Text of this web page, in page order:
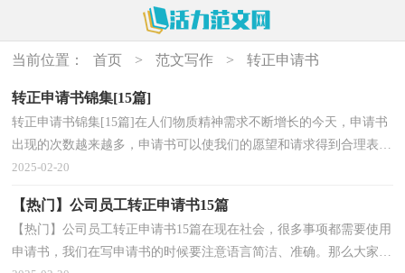
当前位置： 首页 > 范文写作 > 转正申请书
转正申请书锦集[15篇]
转正申请书锦集[15篇]在人们物质精神需求不断增长的今天，申请书
出现的次数越来越多，申请书可以使我们的愿望和请求得到合理表
达。什么样的申请书才是合理的呢？下面是小编精心整...
2025-02-20
【热门】公司员工转正申请书15篇
【热门】公司员工转正申请书15篇在现在社会，很多事项都需要使用
申请书，我们在写申请书的时候要注意语言简洁、准确。那么大家知